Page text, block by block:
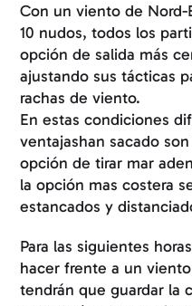
Con un viento de
10 nudos, todos los
opción de salida más
ajustando sus tácticas
rachas de viento.
En estas condiciones
ventajashan sacado
opción de tirar mar
la opción mas costera
estancados y
Para las siguientes
hacer frente a un
tendrán que guardar la